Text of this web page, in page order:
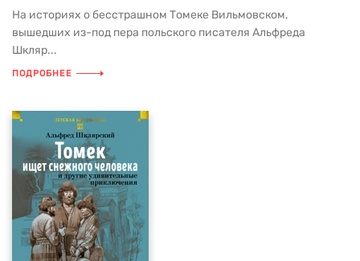
На историях о бесстрашном Томеке Вильмовском,
вышедших из-под пера польского писателя Альфреда
Шкляр...
ПОДРОБНЕЕ